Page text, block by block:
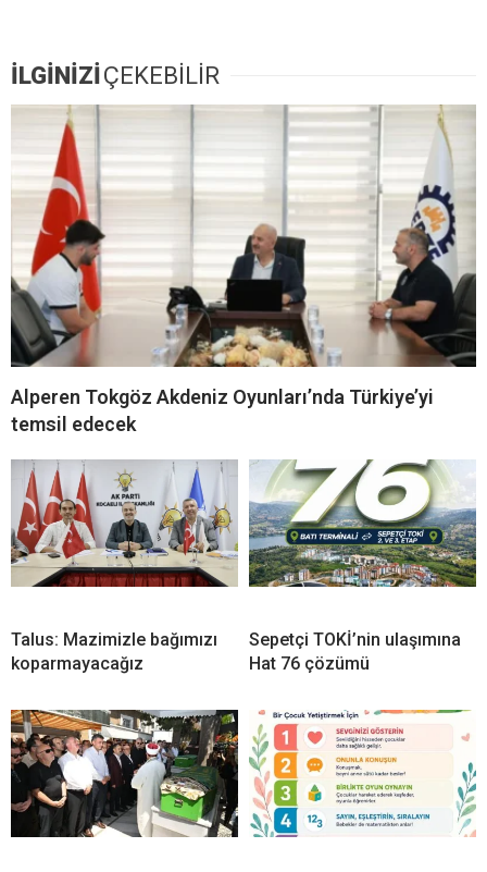
İLGİNİZİÇEKEBİLİR
Alperen Tokgöz Akdeniz Oyunları’nda Türkiye’yi
temsil edecek
Talus: Mazimizle bağımızı
koparmayacağız
Sepetçi TOKİ’nin ulaşımına
Hat 76 çözümü